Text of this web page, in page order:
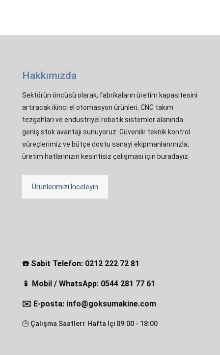
Hakkımızda
Sektörün öncüsü olarak, fabrikaların üretim kapasitesini
artıracak ikinci el otomasyon ürünleri, CNC takım
tezgahları ve endüstriyel robotik sistemler alanında
geniş stok avantajı sunuyoruz. Güvenilir teknik kontrol
süreçlerimiz ve bütçe dostu sanayi ekipmanlarımızla,
üretim hatlarınızın kesintisiz çalışması için buradayız.
Ürünlerimizi İnceleyin
☎️ Sabit Telefon: 0212 222 72 81
📱 Mobil / WhatsApp: 0544 281 77 61
✉️ E-posta: info@goksumakine.com
🕒 Çalışma Saatleri: Hafta İçi 09:00 - 18:00